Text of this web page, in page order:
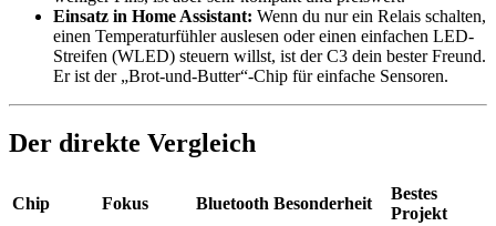
Einsatz in Home Assistant: Wenn du nur ein Relais schalten,
einen Temperaturfühler auslesen oder einen einfachen LED-
Streifen (WLED) steuern willst, ist der C3 dein bester Freund.
Er ist der „Brot-und-Butter“-Chip für einfache Sensoren.
Der direkte Vergleich
Chip Fokus Bluetooth Besonderheit
Bestes
Projekt